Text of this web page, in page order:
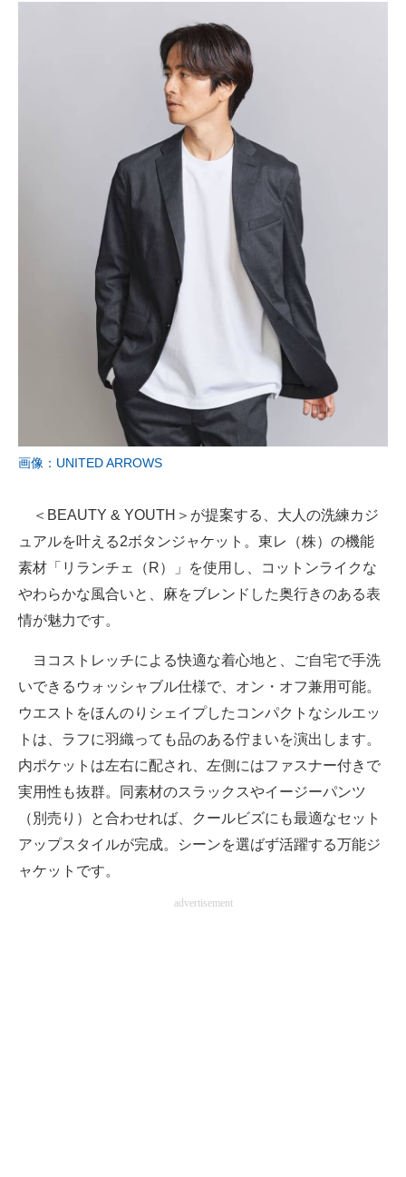
ちょっと気になるネットの話題
画像：UNITED ARROWS
＜BEAUTY & YOUTH＞が提案する、大人の洗練カジ
ュアルを叶える2ボタンジャケット。東レ（株）の機能
素材「リランチェ（R）」を使用し、コットンライクな
やわらかな風合いと、麻をブレンドした奥行きのある表
情が魅力です。
ヨコストレッチによる快適な着心地と、ご自宅で手洗
いできるウォッシャブル仕様で、オン・オフ兼用可能。
ウエストをほんのりシェイプしたコンパクトなシルエッ
トは、ラフに羽織っても品のある佇まいを演出します。
内ポケットは左右に配され、左側にはファスナー付きで
実用性も抜群。同素材のスラックスやイージーパンツ
（別売り）と合わせれば、クールビズにも最適なセット
アップスタイルが完成。シーンを選ばず活躍する万能ジ
ャケットです。
advertisement